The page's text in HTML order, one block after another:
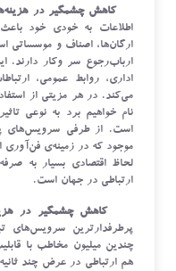
کاهش چشمگیر در
اطلاعات به خودی خود
ارگان‌ها، اصناف و موسساتی
ارباب‌رجوع سر وکار دارند.
اداری، روابط عمومی،
می‌کند. در هر مزیتی از
نام خواهیم برد به نوعی
است. از طرفی سرویس‌های
موجود که در زمینه‌ی فن‌آوری
لحاظ اقتصادی بسیار به
ارتباطی در جهان است.
کاهش چشمگیر در
پرطرفدار‌ترین سرویس‌های
چندین میلیون مخاطب با
هم ارتباطی در عرض چند